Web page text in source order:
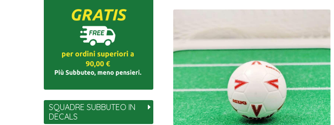
SQUADRE SUBBUTEO IN
DECALS